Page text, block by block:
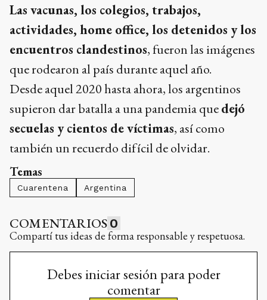
Las vacunas, los colegios, trabajos,
actividades, home office, los detenidos y los
encuentros clandestinos, fueron las imágenes
que rodearon al país durante aquel año.
Desde aquel 2020 hasta ahora, los argentinos
supieron dar batalla a una pandemia quedejó
secuelas y cientos de víctimas, así como
también un recuerdo difícil de olvidar.
Temas
Cuarentena Argentina
COMENTARIOS 0
Compartí tus ideas de forma responsable y respetuosa.
Debes iniciar sesión para poder
comentar